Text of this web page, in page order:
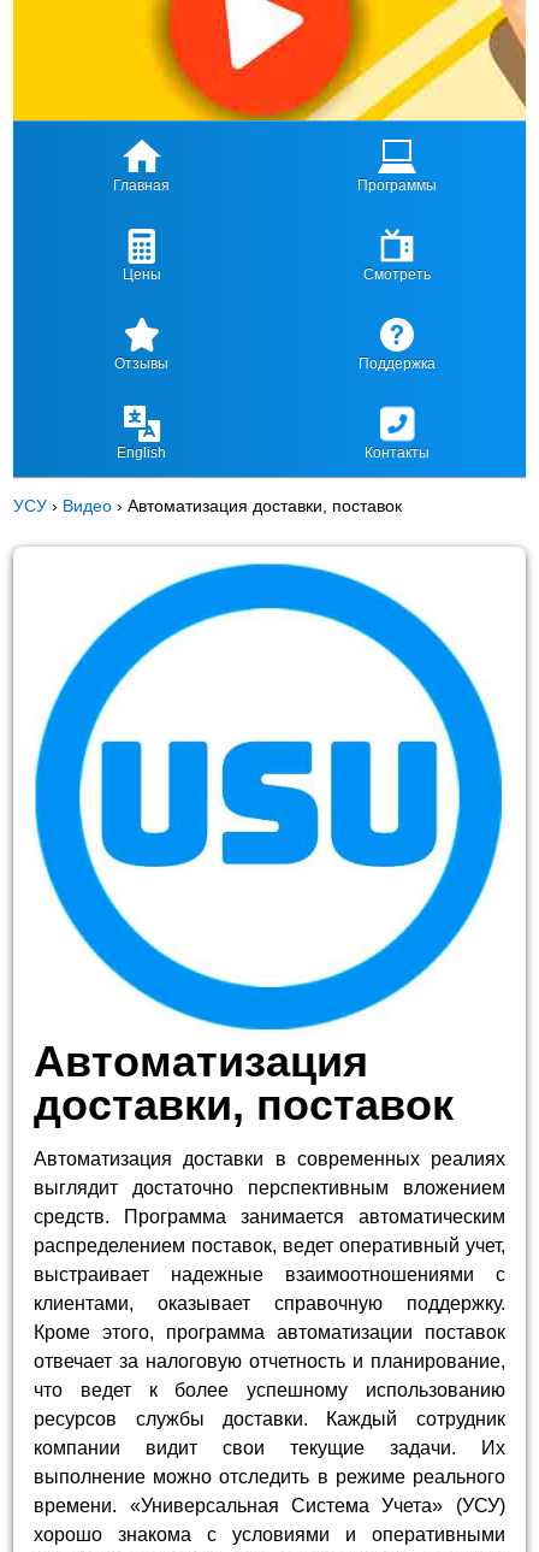
Главная Программы
Цены Смотреть
Отзывы Поддержка
English Контакты
УСУ › Видео ›Автоматизация доставки, поставок
Автоматизация
доставки, поставок
Автоматизация доставки в современных реалиях
выглядит достаточно перспективным вложением
средств. Программа занимается автоматическим
распределением поставок, ведет оперативный учет,
выстраивает надежные взаимоотношениями с
клиентами, оказывает справочную поддержку.
Кроме этого, программа автоматизации поставок
отвечает за налоговую отчетность и планирование,
что ведет к более успешному использованию
ресурсов службы доставки. Каждый сотрудник
компании видит свои текущие задачи. Их
выполнение можно отследить в режиме реального
времени. «Универсальная Система Учета» (УСУ)
хорошо знакома с условиями и оперативными